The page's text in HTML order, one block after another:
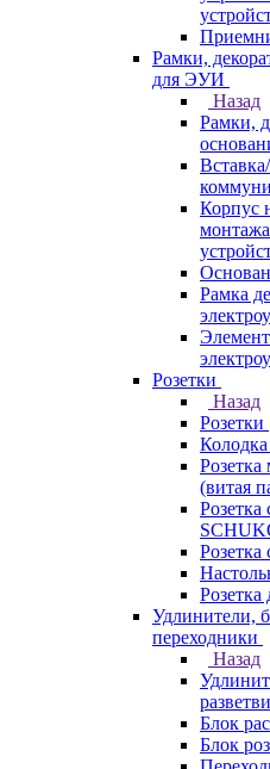
Рамки,
для ЭУИ
Назад
Рамки,
Корпус
Рамка
Розетки
Назад
Розетки
(витая
Розетка
Розетка
Розетка
Удлинители,
переходники
Назад
Блок
Блок